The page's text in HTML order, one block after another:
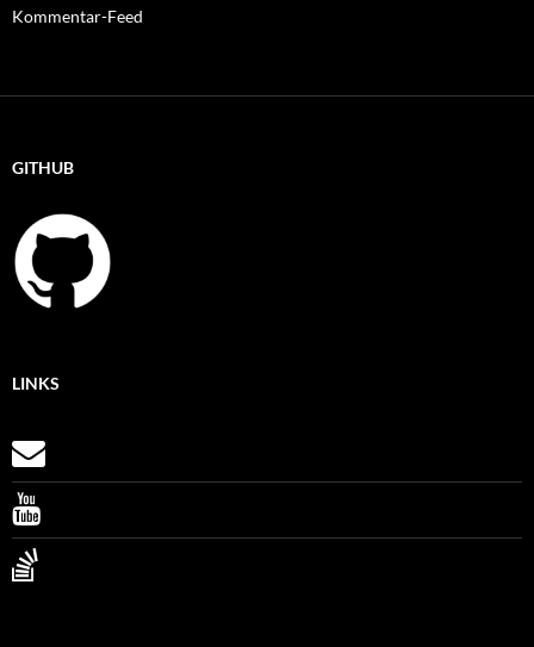
Kommentar-Feed
GITHUB
LINKS